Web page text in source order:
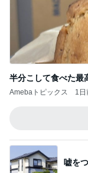
半分こして食べた最
Amebaトピックス 1日
嘘を